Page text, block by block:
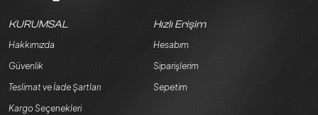
KURUMSAL
Hakkımızda
Güvenlik
Teslimat ve İade Şartları
Kargo Seçenekleri
Hızlı Erişim
Hesabım
Siparişlerim
Sepetim